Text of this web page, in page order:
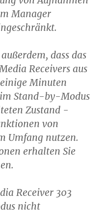
Manager
dass das
Receivers aus
Minuten
Stand-by-Modus
Zustand
von
Umfang nutzen.
erhalten Sie
Receiver 303
nicht